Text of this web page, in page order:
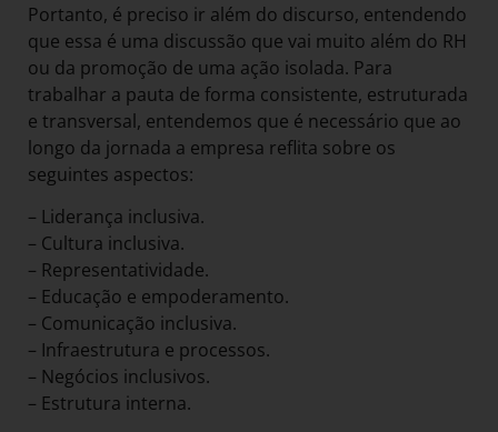
Portanto, é preciso ir além do discurso, entendendo
que essa é uma discussão que vai muito além do RH
ou da promoção de uma ação isolada. Para
trabalhar a pauta de forma consistente, estruturada
e transversal, entendemos que é necessário que ao
longo da jornada a empresa reflita sobre os
seguintes aspectos:
– Liderança inclusiva.
– Cultura inclusiva.
– Representatividade.
– Educação e empoderamento.
– Comunicação inclusiva.
– Infraestrutura e processos.
– Negócios inclusivos.
– Estrutura interna.